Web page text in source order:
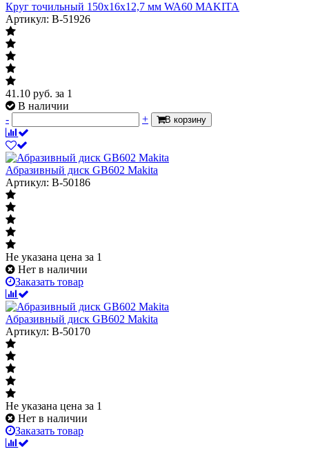
Круг точильный 150x16x12,7 мм WA60 MAKITA
Артикул: B-51926
41.10 руб. за 1
В наличии
-
+ В корзину
Абразивный диск GB602 Makita
Артикул: B-50186
Не указана цена за 1
Нет в наличии
Заказать товар
Абразивный диск GB602 Makita
Артикул: B-50170
Не указана цена за 1
Нет в наличии
Заказать товар